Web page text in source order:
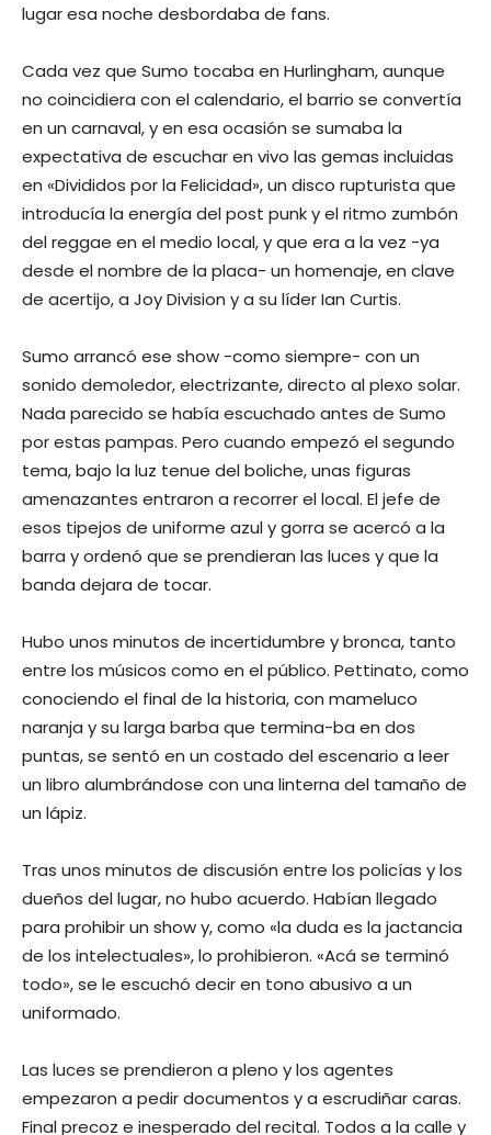
lugar esa noche desbordaba de fans.
Cada vez que Sumo tocaba en Hurlingham, aunque
no coincidiera con el calendario, el barrio se convertía
en un carnaval, y en esa ocasión se sumaba la
expectativa de escuchar en vivo las gemas incluidas
en «Divididos por la Felicidad», un disco rupturista que
introducía la energía del post punk y el ritmo zumbón
del reggae en el medio local, y que era a la vez -ya
desde el nombre de la placa- un homenaje, en clave
de acertijo, a Joy Division y a su líder Ian Curtis.
Sumo arrancó ese show -como siempre- con un
sonido demoledor, electrizante, directo al plexo solar.
Nada parecido se había escuchado antes de Sumo
por estas pampas. Pero cuando empezó el segundo
tema, bajo la luz tenue del boliche, unas figuras
amenazantes entraron a recorrer el local. El jefe de
esos tipejos de uniforme azul y gorra se acercó a la
barra y ordenó que se prendieran las luces y que la
banda dejara de tocar.
Hubo unos minutos de incertidumbre y bronca, tanto
entre los músicos como en el público. Pettinato, como
conociendo el final de la historia, con mameluco
naranja y su larga barba que termina-ba en dos
puntas, se sentó en un costado del escenario a leer
un libro alumbrándose con una linterna del tamaño de
un lápiz.
Tras unos minutos de discusión entre los policías y los
dueños del lugar, no hubo acuerdo. Habían llegado
para prohibir un show y, como «la duda es la jactancia
de los intelectuales», lo prohibieron. «Acá se terminó
todo», se le escuchó decir en tono abusivo a un
uniformado.
Las luces se prendieron a pleno y los agentes
empezaron a pedir documentos y a escrudiñar caras.
Final precoz e inesperado del recital. Todos a la calle y